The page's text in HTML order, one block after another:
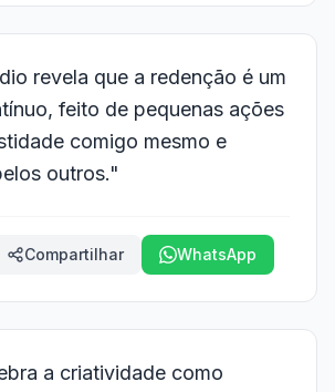
revela que a redenção é um
feito de pequenas ações
comigo mesmo e
outros."
Compartilhar WhatsApp
a criatividade como